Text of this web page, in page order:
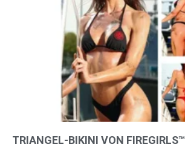
TRIANGEL-BIKINI VON FIREGIRLS™